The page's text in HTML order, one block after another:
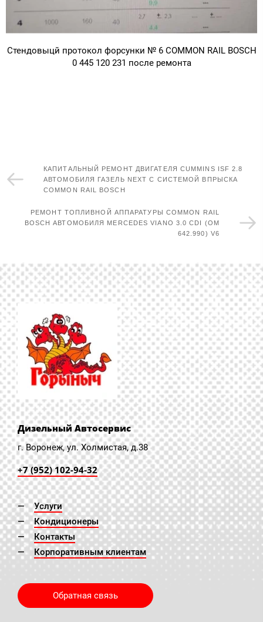
Стендовыцй протокол форсунки № 6 COMMON RAIL BOSCH
0 445 120 231 после ремонта
КАПИТАЛЬНЫЙ РЕМОНТ ДВИГАТЕЛЯ CUMMINS ISF 2.8
АВТОМОБИЛЯ ГАЗЕЛЬ NEXT С СИСТЕМОЙ ВПРЫСКА
COMMON RAIL BOSCH
РЕМОНТ ТОПЛИВНОЙ АППАРАТУРЫ COMMON RAIL
BOSCH АВТОМОБИЛЯ MERCEDES VIANO 3.0 CDI (OM
642.990) V6
Дизельный Автосервис
г. Воронеж, ул. Холмистая, д.38
+7 (952) 102-94-32
Услуги
Кондиционеры
Контакты
Корпоративным клиентам
Обратная связь